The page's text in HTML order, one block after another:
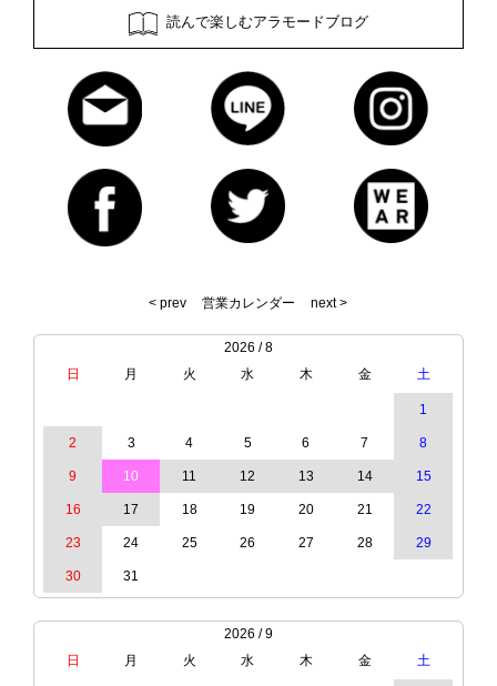
読んで楽しむアラモードブログ
< prev 営業カレンダー next >
2026 / 8
日
月 火 水 木 金 土
1
2 3 4 5 6 7 8
9 10 11 12 13 14 15
16 17 18 19 20 21 22
23 24 25 26 27 28 29
30 31
2026 / 9
日
月 火 水 木 金 土